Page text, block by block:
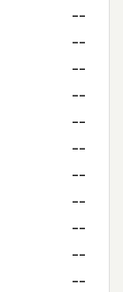
--
--
--
--
--
--
--
--
--
--
--